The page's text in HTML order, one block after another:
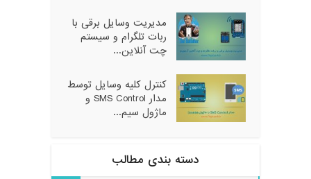
مدیریت وسایل برقی با
ربات تلگرام و سیستم
چت آنلاین...
کنترل کلیه وسایل توسط
مدار SMS Control و
ماژول سیم...
دسته بندی مطالب